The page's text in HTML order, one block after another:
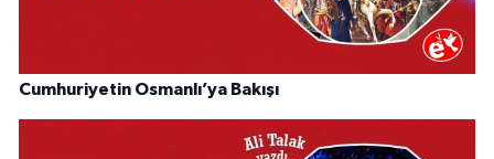
Cumhuriyetin Osmanlı’ya Bakışı